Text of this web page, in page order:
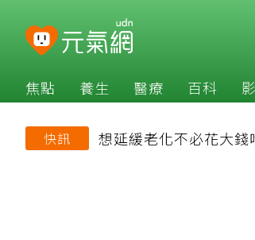
焦點 養生 醫療 百科
快訊 想延緩老化不必花大